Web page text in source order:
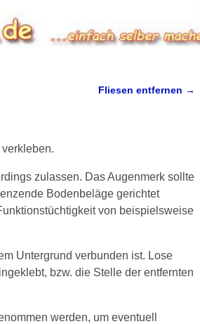
Fliesen entfernen →
zulassen. Das Augenmerk sollte
Bodenbeläge gerichtet
von beispielsweise
Untergrund verbunden ist. Lose
bzw. die Stelle der entfernten
werden, um eventuell